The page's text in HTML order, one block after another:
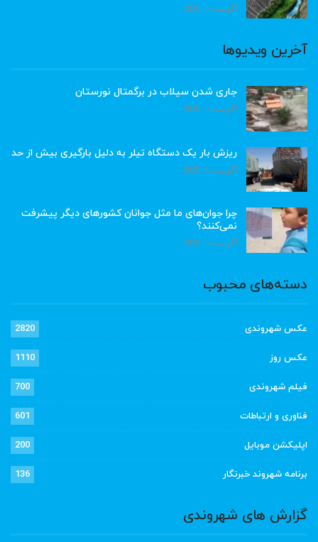
آگوست 6, 2026
آخرین ویدیوها
جاری شدن سیلاب در برگمتال نورستان
آگوست 6, 2026
ریزش بار یک دستگاه تیلر به دلیل بارگیری بیش از حد
آگوست 6, 2026
چرا جوان‌های ما مثل جوانان کشورهای دیگر پیشرفت
نمی‌کنند؟
آگوست 6, 2026
دسته‌های محبوب
عکس شهروندی 2820
عکس روز 1110
فیلم شهروندی 700
فناوری و ارتباطات 601
اپلیکشن موبایل 200
برنامه شهروند خبرنگار 136
گزارش های شهروندی